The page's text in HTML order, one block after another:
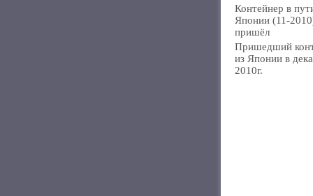
Контейнер в
Японии (11-
пришёл
Пришедший
из Японии в
2010г.